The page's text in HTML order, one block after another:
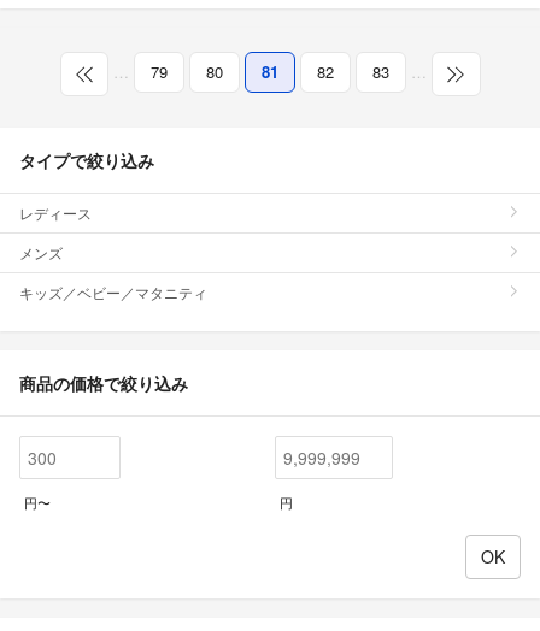
… 79 80 81 82 83 …
タイプで絞り込み
レディース
メンズ
キッズ／ベビー／マタニティ
商品の価格で絞り込み
円〜 円